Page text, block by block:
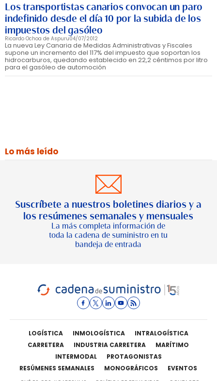
Los transportistas canarios convocan un paro
indefinido desde el día 10 por la subida de los
impuestos del gasóleo
Ricardo Ochoa de Aspuru04/07/2012
La nueva Ley Canaria de Medidas Administrativas y Fiscales
supone un incremento del 117% del impuesto que soportan los
hidrocarburos, quedando establecido en 22,2 céntimos por litro
para el gasóleo de automoción
Lo más leído
Suscríbete a nuestros boletines diarios y a
los resúmenes semanales y mensuales
La más completa información de
toda la cadena de suministro en tu
bandeja de entrada
LOGÍSTICA INMOLOGÍSTICA
INTRALOGÍSTICA
CARRETERA
INDUSTRIA CARRETERA
MARÍTIMO
INTERMODAL
PROTAGONISTAS
RESÚMENES SEMANALES
MONOGRÁFICOS EVENTOS